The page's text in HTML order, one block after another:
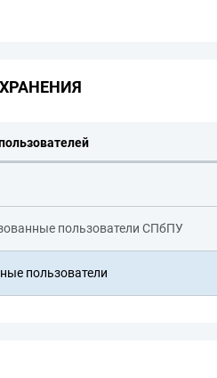
пользователи СПбПУ
пользователи